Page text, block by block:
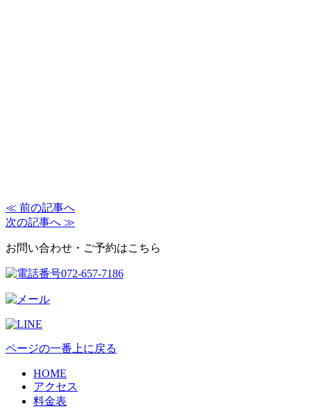
≪ 前の記事へ
次の記事へ ≫
お問い合わせ・ご予約はこちら
ページの一番上に戻る
HOME
アクセス
料金表